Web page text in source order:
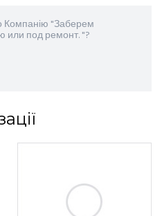
Компанію "Заберем
или под ремонт. "?